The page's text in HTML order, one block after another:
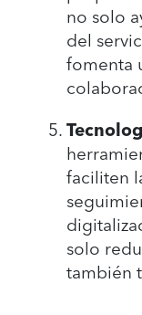
no solo
del
fomenta
faciliten
solo
también